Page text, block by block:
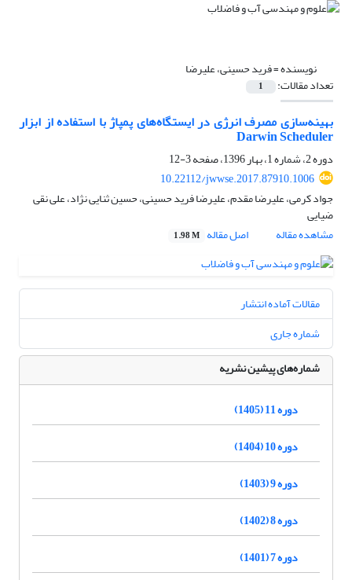
نویسنده =فرید حسینی، علیرضا
تعداد مقالات: 1
بهینه‌سازی مصرف انرژی در ایستگاه‌های پمپاژ با استفاده از ابزار
Darwin Scheduler
دوره 2، شماره 1، بهار 1396، صفحه
3-12
10.22112/jwwse.2017.87910.1006
جواد کرمی، علیرضا مقدم، علیرضا فرید حسینی، حسین ثنایی نژاد، علی نقی
ضیایی
مشاهده مقاله
اصل مقاله 1.98 M
مقالات آماده انتشار
شماره جاری
شماره‌های پیشین نشریه
دوره 11 (1405)
دوره 10 (1404)
دوره 9 (1403)
دوره 8 (1402)
دوره 7 (1401)